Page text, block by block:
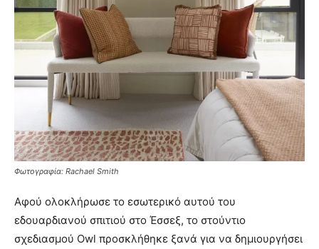
Φωτογραφία: Rachael Smith
Αφού ολοκλήρωσε το εσωτερικό αυτού του
εδουαρδιανού σπιτιού στο Έσσεξ, το στούντιο
σχεδιασμού Owl προσκλήθηκε ξανά για να δημιουργήσει